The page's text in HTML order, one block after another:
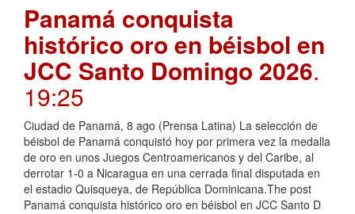
Panamá conquista
histórico oro en béisbol en
JCC Santo Domingo 2026.
19:25
Ciudad de Panamá, 8 ago (Prensa Latina) La selección de
béisbol de Panamá conquistó hoy por primera vez la medalla
de oro en unos Juegos Centroamericanos y del Caribe, al
derrotar 1-0 a Nicaragua en una cerrada final disputada en
el estadio Quisqueya, de República Dominicana.The post
Panamá conquista histórico oro en béisbol en JCC Santo D